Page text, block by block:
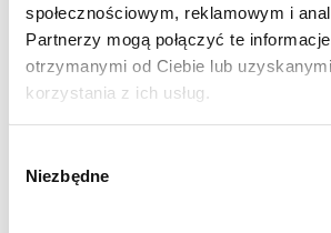
społecznościowym, reklamowym i
Partnerzy mogą połączyć te
otrzymanymi od Ciebie lub
korzystania z ich usług.
zgody
Niezbędne
1 cukinia
2 cebule